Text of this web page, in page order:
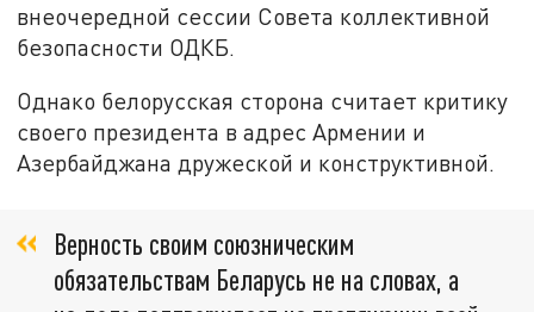
внеочередной сессии Совета коллективной
безопасности ОДКБ.
Однако белорусская сторона считает критику
своего президента в адрес Армении и
Азербайджана дружеской и конструктивной.
Верность своим союзническим
обязательствам Беларусь не на словах, а